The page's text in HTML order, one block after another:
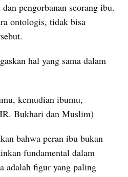
pengorbanan seorang ibu.
ontologis, tidak bisa
kemudian ibumu,
Bukhari dan Muslim)
bahwa peran ibu bukan
fundamental dalam
adalah figur yang paling